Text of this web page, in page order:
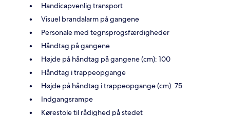
Handicapvenlig transport
Visuel brandalarm på gangene
Personale med tegnsprogsfærdigheder
Håndtag på gangene
Højde på håndtag på gangene (cm): 100
Håndtag i trappeopgange
Højde på håndtag i trappeopgange (cm): 75
Indgangsrampe
Kørestole til rådighed på stedet